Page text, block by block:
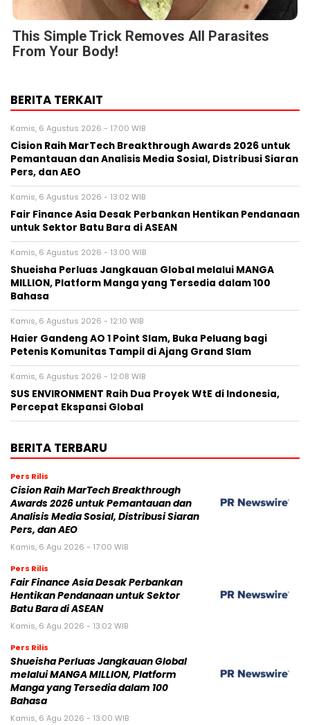
This Simple Trick Removes All Parasites
From Your Body!
BERITA TERKAIT
Kamis, 6 Agustus 2026 - 17:00 WIB
Cision Raih MarTech Breakthrough Awards 2026 untuk
Pemantauan dan Analisis Media Sosial, Distribusi Siaran
Pers, dan AEO
Kamis, 6 Agustus 2026 - 13:02 WIB
Fair Finance Asia Desak Perbankan Hentikan Pendanaan
untuk Sektor Batu Bara di ASEAN
Kamis, 6 Agustus 2026 - 13:00 WIB
Shueisha Perluas Jangkauan Global melalui MANGA
MILLION, Platform Manga yang Tersedia dalam 100
Bahasa
Kamis, 6 Agustus 2026 - 12:10 WIB
Haier Gandeng AO 1 Point Slam, Buka Peluang bagi
Petenis Komunitas Tampil di Ajang Grand Slam
Kamis, 6 Agustus 2026 - 12:08 WIB
SUS ENVIRONMENT Raih Dua Proyek WtE di Indonesia,
Percepat Ekspansi Global
BERITA TERBARU
Pers Rilis
Cision Raih MarTech Breakthrough
Awards 2026 untuk Pemantauan dan
Analisis Media Sosial, Distribusi Siaran
Pers, dan AEO
Kamis, 6 Agu 2026 - 17:00 WIB
Pers Rilis
Fair Finance Asia Desak Perbankan
Hentikan Pendanaan untuk Sektor
Batu Bara di ASEAN
Kamis, 6 Agu 2026 - 13:02 WIB
Pers Rilis
Shueisha Perluas Jangkauan Global
melalui MANGA MILLION, Platform
Manga yang Tersedia dalam 100
Bahasa
Kamis, 6 Agu 2026 - 13:00 WIB